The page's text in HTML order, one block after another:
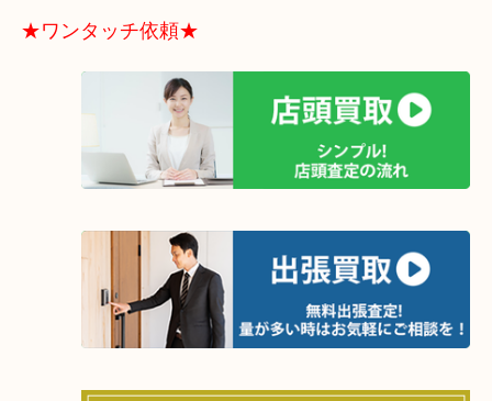
窒息状態を維持しているのと同じことです。
半年もしくはもう少し短いスパンで箪笥の中を換気するだけで状態
みなさま将来的に売却する可能性のあるものは
適切な保管方法で手放す時に後悔ないようよろしくお願いいたしま
★ワンタッチ依頼★